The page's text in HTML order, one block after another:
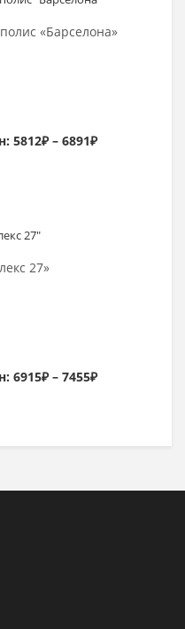
«Барселона»
5812₽ – 6891₽
27»
6915₽ – 7455₽
>